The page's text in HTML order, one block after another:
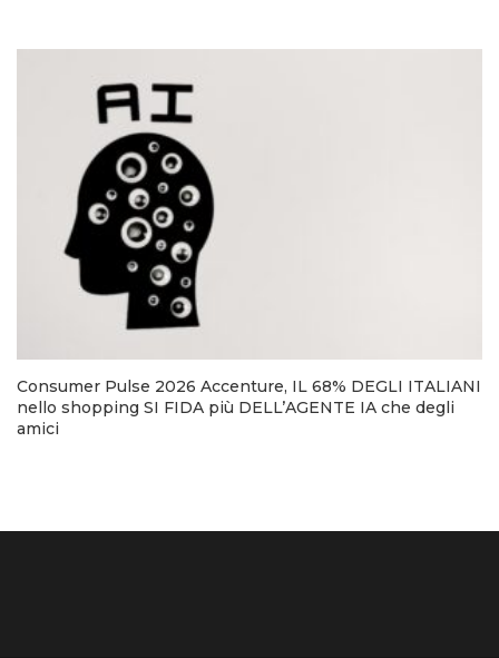
Consumer Pulse 2026 Accenture, IL 68% DEGLI ITALIANI
nello shopping SI FIDA più DELL’AGENTE IA che degli
amici